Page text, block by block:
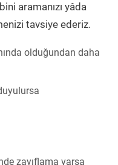
aramanızı yâda
tavsiye ederiz.
olduğundan daha
zayıflama varsa